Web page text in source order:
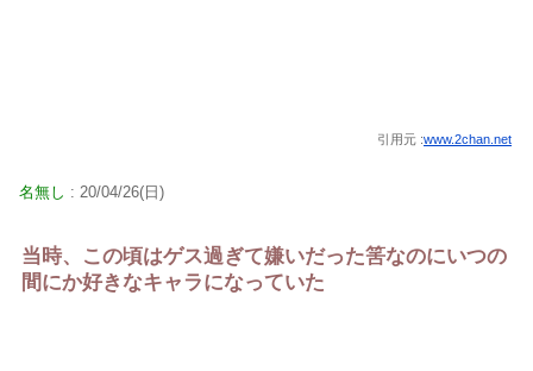
引用元 :www.2chan.net
名無し : 20/04/26(日)
当時、この頃はゲス過ぎて嫌いだった筈なのにいつの
間にか好きなキャラになっていた